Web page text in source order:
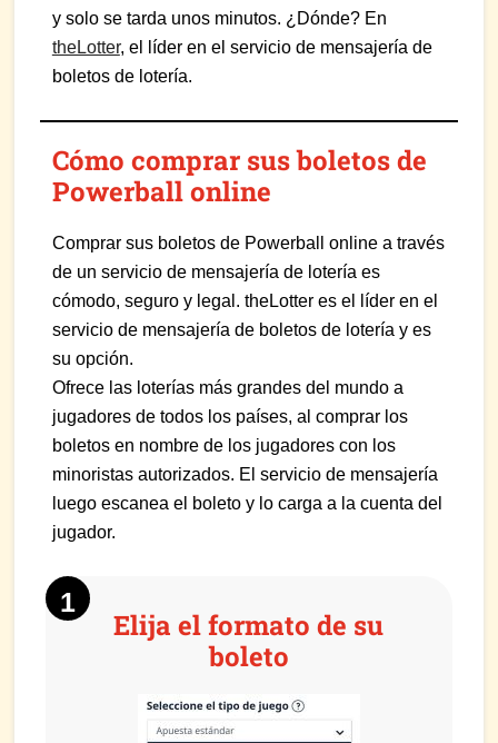
y solo se tarda unos minutos. ¿Dónde? En
theLotter, el líder en el servicio de mensajería de
boletos de lotería.
Cómo comprar sus boletos de
Powerball online
Comprar sus boletos de Powerball online a través
de un servicio de mensajería de lotería es
cómodo, seguro y legal. theLotter es el líder en el
servicio de mensajería de boletos de lotería y es
su opción.
Ofrece las loterías más grandes del mundo a
jugadores de todos los países, al comprar los
boletos en nombre de los jugadores con los
minoristas autorizados. El servicio de mensajería
luego escanea el boleto y lo carga a la cuenta del
jugador.
Elija el formato de su
boleto